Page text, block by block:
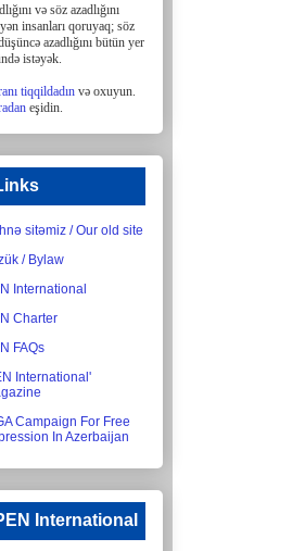
və söz ‎azadlığını
insanları qoruyaq; söz
azadlığını bütün yer
istəyək.
tiqqildadın və oxuyun.
eşidin.
sitəmiz / Our old site
/ Bylaw
International
Charter
FAQs
International'
Campaign For Free
In Azerbaijan
International